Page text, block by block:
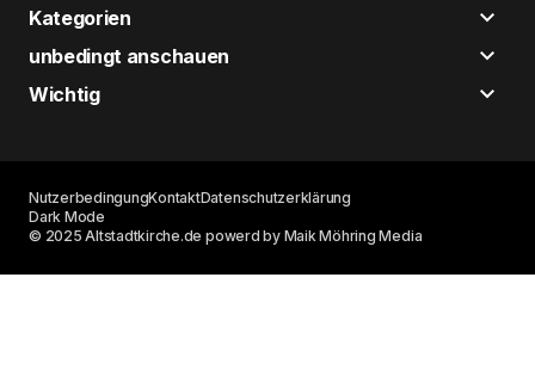
Kategorien
unbedingt anschauen
Wichtig
© 2025 Altstadtkirche.de powerd by Maik Möhring Media
NutzerbedingungKontaktDatenschutzerklärung
Dark Mode